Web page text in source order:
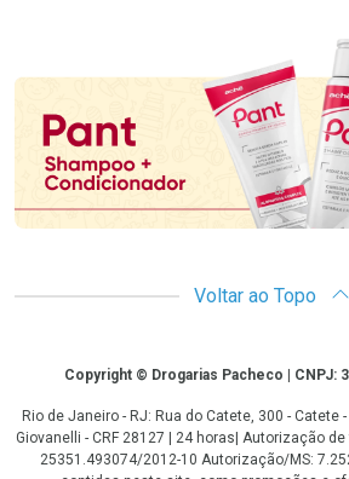
Promoção em Destaque
Voltar ao Topo
CopyrightCopyright © Drogarias Pacheco | CNPJ:
Rio de Janeiro - RJ: Rua do Catete, 300 - Catete
Giovanelli - CRF 28127 | 24 horas| Autorização
25351.493074/2012-10 Autorização/MS: